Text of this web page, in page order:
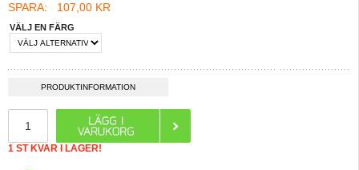
SPARA: 107,00 KR
VÄLJ EN FÄRG
PRODUKTINFORMATION
1 ST KVAR I LAGER!